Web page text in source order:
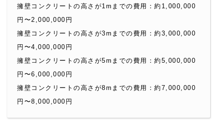
擁壁コンクリートの高さが1mまでの費用：約1,000,000
円〜2,000,000円
擁壁コンクリートの高さが3mまでの費用：約3,000,000
円〜4,000,000円
擁壁コンクリートの高さが5mまでの費用：約5,000,000
円〜6,000,000円
擁壁コンクリートの高さが8mまでの費用：約7,000,000
円〜8,000,000円